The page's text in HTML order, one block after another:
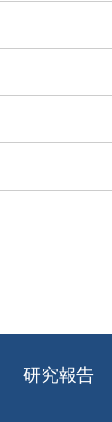
研究報告